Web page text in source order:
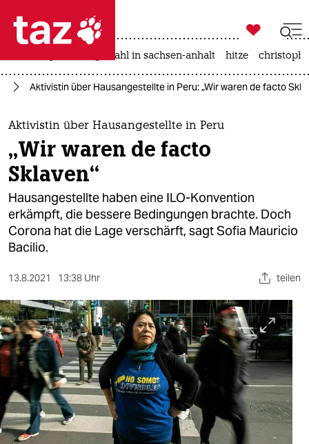
 taz zahl ich
taz zahl ich
themen
politik
öko
gesellschaft
kultur
sport
berlin
nord
wahrheit
verlag
verlag

taz zahl ich
landtagswahl in sachsen-anhalt hitze
Aktivistin über Hausangestellte in Peru: „Wir waren de facto
Aktivistin über Hausangestellte in Peru
„Wir waren de facto
Sklaven“
Hausangestellte haben eine ILO-Konvention
erkämpft, die bessere Bedingungen brachte. Doch
Corona hat die Lage verschärft, sagt Sofia Mauricio
Bacilio.
13.8.2021 13:38 Uhr teilen